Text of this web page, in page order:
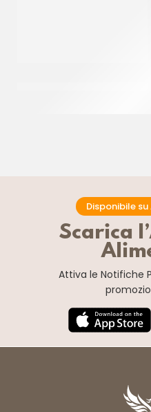
Disponibile
Scarica
Attiva le Notifiche